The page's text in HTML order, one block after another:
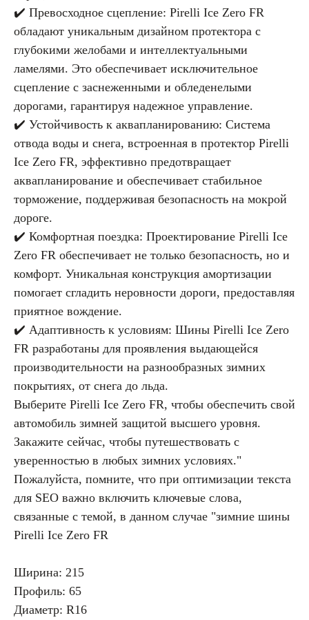
✔️ Превосходное сцепление: Pirelli Ice Zero FR
обладают уникальным дизайном протектора с
глубокими желобами и интеллектуальными
ламелями. Это обеспечивает исключительное
сцепление с заснеженными и обледенелыми
дорогами, гарантируя надежное управление.
✔️ Устойчивость к аквапланированию: Система
отвода воды и снега, встроенная в протектор Pirelli
Ice Zero FR, эффективно предотвращает
аквапланирование и обеспечивает стабильное
торможение, поддерживая безопасность на мокрой
дороге.
✔️ Комфортная поездка: Проектирование Pirelli Ice
Zero FR обеспечивает не только безопасность, но и
комфорт. Уникальная конструкция амортизации
помогает сгладить неровности дороги, предоставляя
приятное вождение.
✔️ Адаптивность к условиям: Шины Pirelli Ice Zero
FR разработаны для проявления выдающейся
производительности на разнообразных зимних
покрытиях, от снега до льда.
Выберите Pirelli Ice Zero FR, чтобы обеспечить свой
автомобиль зимней защитой высшего уровня.
Закажите сейчас, чтобы путешествовать с
уверенностью в любых зимних условиях."
Пожалуйста, помните, что при оптимизации текста
для SEO важно включить ключевые слова,
связанные с темой, в данном случае "зимние шины
Pirelli Ice Zero FR
Ширина: 215
Профиль: 65
Диаметр: R16